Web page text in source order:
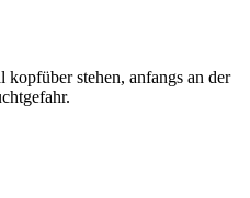
stehen, anfangs an der